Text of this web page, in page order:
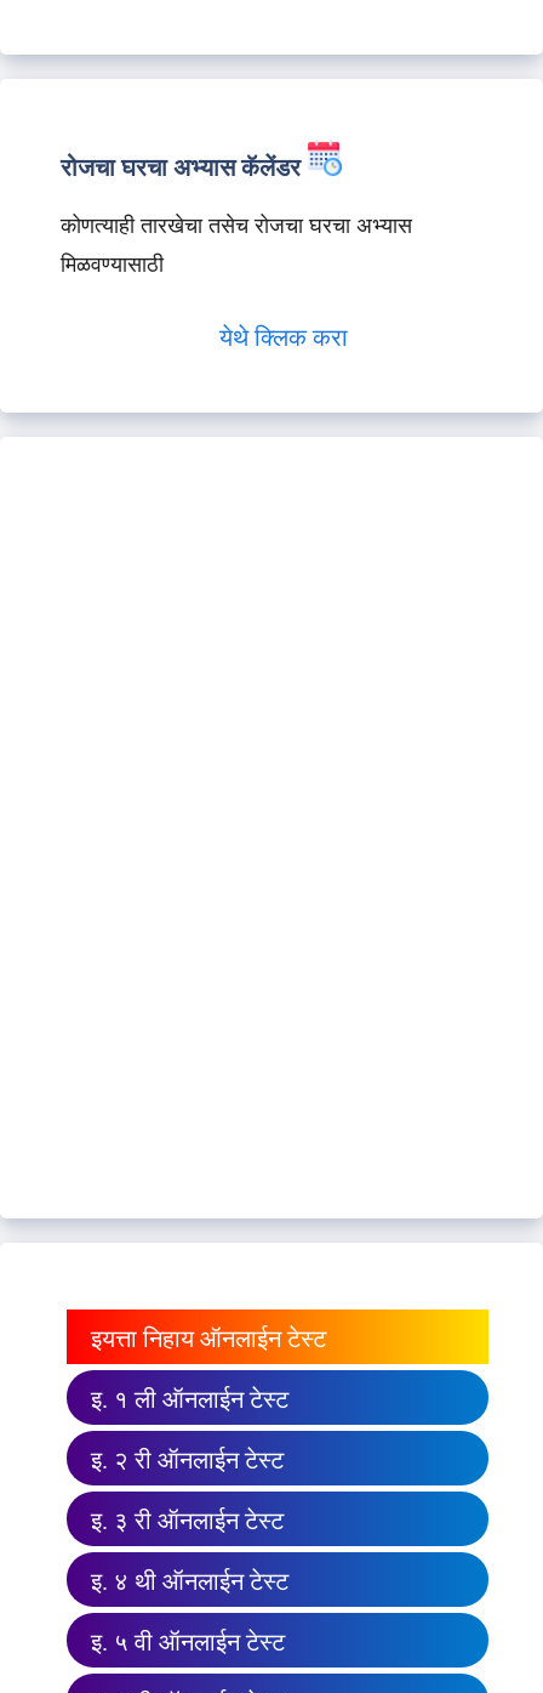
रोजचा घरचा अभ्यास कॅलेंडर
कोणत्याही तारखेचा तसेच रोजचा घरचा अभ्यास
मिळवण्यासाठी
येथे क्लिक करा
इयत्ता निहाय ऑनलाईन टेस्ट
इ. १ ली ऑनलाईन टेस्ट
इ. २ री ऑनलाईन टेस्ट
इ. ३ री ऑनलाईन टेस्ट
इ. ४ थी ऑनलाईन टेस्ट
इ. ५ वी ऑनलाईन टेस्ट